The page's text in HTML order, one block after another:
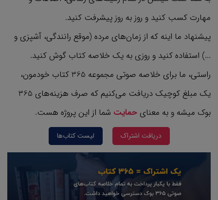
مهارت کسب کنید و روز به روز پیشرفت کنید.
پیشنهاد ما اینه که از زمان‌های مرده (موقع رانندگی، آشپزی و
...) استفاده کنید و روزی به یک خلاصه کتاب گوش کنید.
راستی، ما برای خلاصه صوتی مجموعه 365 کتاب‌ خودمون،
یک مبلغ کوچیک دریافت می‌کنیم که صرف هزینه‌های 365
بوک میشه و به معنای حمایت شما از این پروژه هست.
دریافت اشتراک لیست کتاب‌ها